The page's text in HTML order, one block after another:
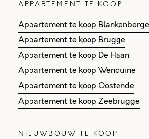
APPARTEMENT TE KOOP
Appartement te koop Blankenberge
Appartement te koop Brugge
Appartement te koop De Haan
Appartement te koop Wenduine
Appartement te koop Oostende
Appartement te koop Zeebrugge
NIEUWBOUW TE KOOP